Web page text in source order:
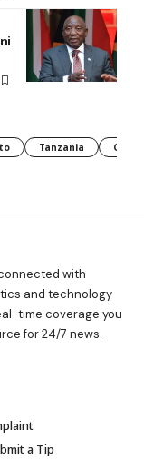
Tanzania CAF
with
and technology
time coverage you
for 24/7 news.
a Tip